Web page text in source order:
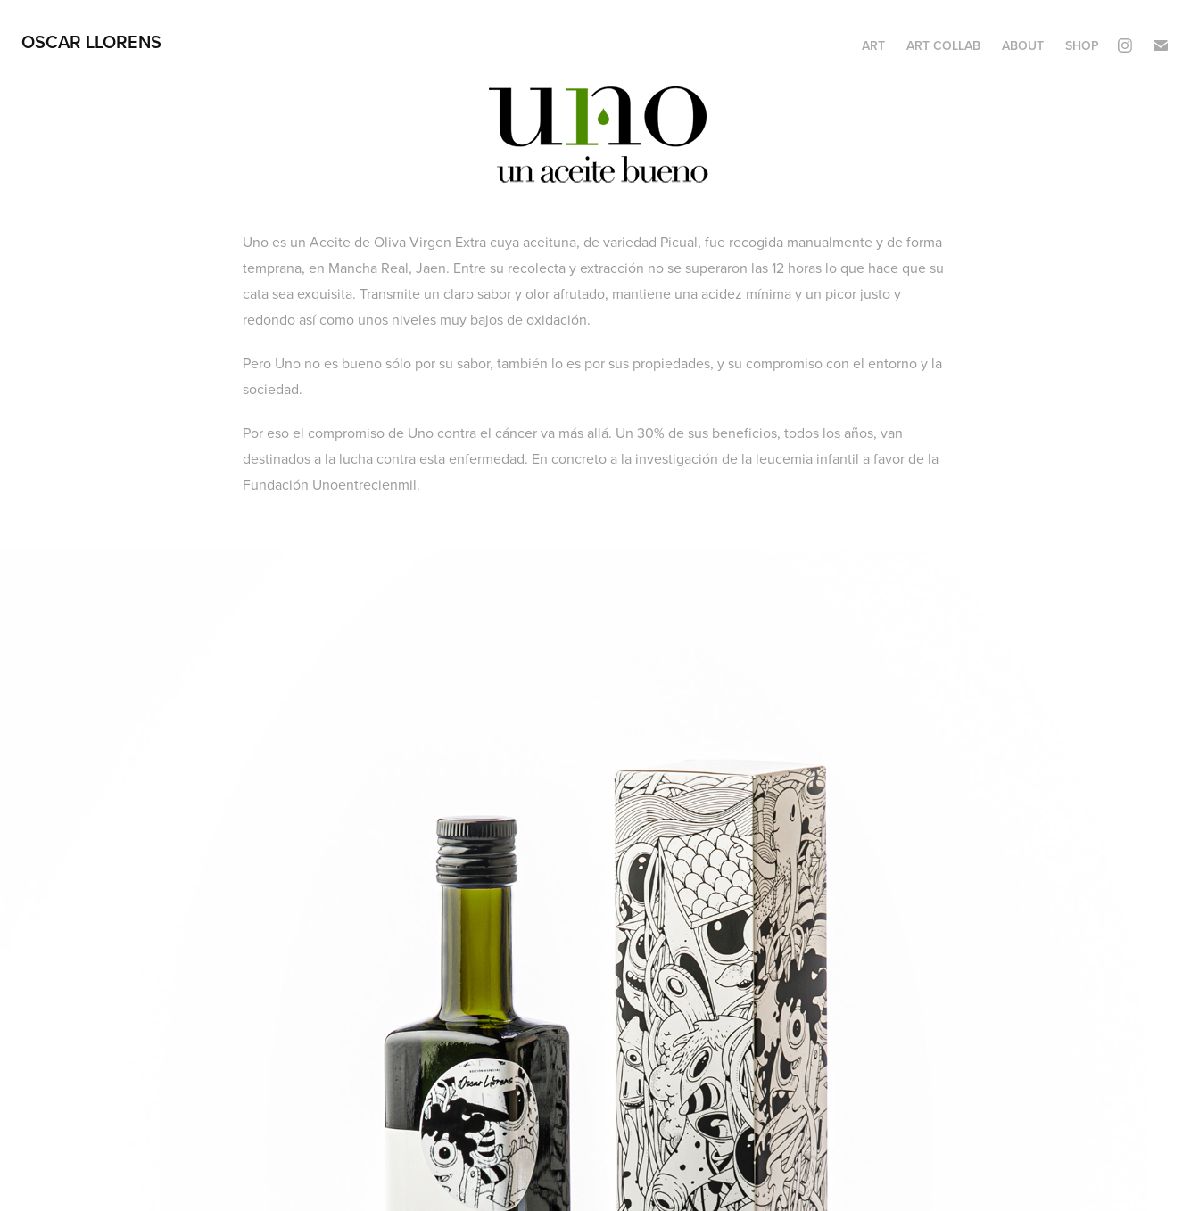
OSCAR LLORENS ART ART COLLAB ABOUT SHOP
Uno es un Aceite de Oliva Virgen Extra cuya aceituna, de variedad Picual, fue recogida manualmente y de forma
temprana, en Mancha Real, Jaen. Entre su recolecta y extracción no se superaron las 12 horas lo que hace que su
cata sea exquisita. Transmite un claro sabor y olor afrutado, mantiene una acidez mínima y un picor justo y
redondo así como unos niveles muy bajos de oxidación.
Pero Uno no es bueno sólo por su sabor, también lo es por sus propiedades, y su compromiso con el entorno y la
sociedad.
Por eso el compromiso de Uno contra el cáncer va más allá. Un 30% de sus beneficios, todos los años, van
destinados a la lucha contra esta enfermedad. En concreto a la investigación de la leucemia infantil a favor de la
Fundación Unoentrecienmil.